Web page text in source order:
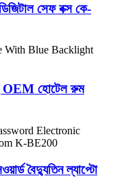
সেফ বক্স কে-
OEM হোটেল রুম
বৈদ্যুতিন ল্যাপ্টো